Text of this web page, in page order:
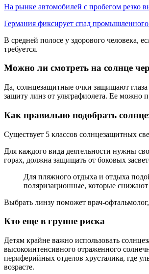
На рынке автомобилей с пробегом резко
Германия фиксирует спад
В средней полосе у здорового человека,
требуется.
Можно ли смотреть на солнце
Да, солнцезащитные очки защищают
защиту линз от ультрафиолета. Ее можно
Как правильно подобрать
Существует 5 классов солнцезащитных
Для каждого вида деятельности нужны
горах, должна защищать от боковых
Для пляжного отдыха и отдыха
поляризационные, которые снижают
Выбрать линзу поможет врач-
Кто еще в группе риска
Детям крайне важно использовать
высокоинтенсивного отраженного
периферийных отделов хрусталика, где
возрасте.